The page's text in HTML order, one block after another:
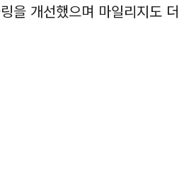
을 개선했으며 마일리지도